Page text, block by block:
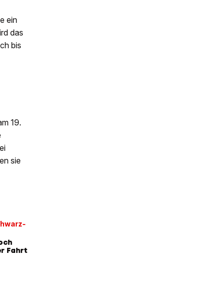
ein
das
bis
19.
sie
Fahrt